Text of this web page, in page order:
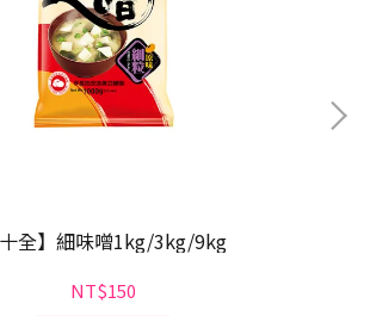
十全】細味噌1kg/3kg/9kg
NT$150